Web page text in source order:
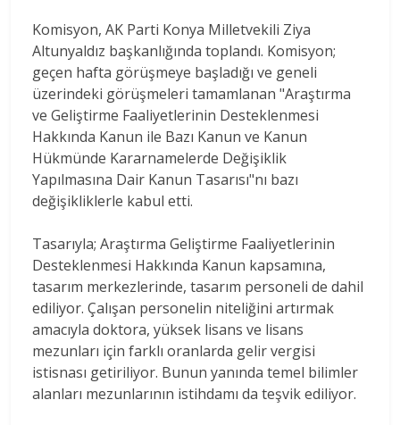
Komisyon, AK Parti Konya Milletvekili Ziya
Altunyaldız başkanlığında toplandı. Komisyon;
geçen hafta görüşmeye başladığı ve geneli
üzerindeki görüşmeleri tamamlanan "Araştırma
ve Geliştirme Faaliyetlerinin Desteklenmesi
Hakkında Kanun ile Bazı Kanun ve Kanun
Hükmünde Kararnamelerde Değişiklik
Yapılmasına Dair Kanun Tasarısı"nı bazı
değişikliklerle kabul etti.
Tasarıyla; Araştırma Geliştirme Faaliyetlerinin
Desteklenmesi Hakkında Kanun kapsamına,
tasarım merkezlerinde, tasarım personeli de dahil
ediliyor. Çalışan personelin niteliğini artırmak
amacıyla doktora, yüksek lisans ve lisans
mezunları için farklı oranlarda gelir vergisi
istisnası getiriliyor. Bunun yanında temel bilimler
alanları mezunlarının istihdamı da teşvik ediliyor.